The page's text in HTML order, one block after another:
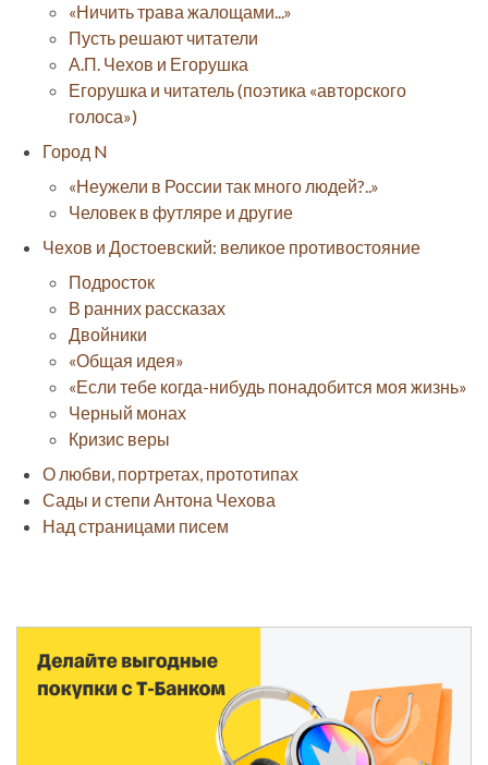
«Ничить трава жалощами...»
Пусть решают читатели
А.П. Чехов и Егорушка
Егорушка и читатель (поэтика «авторского
голоса»)
Город N
«Неужели в России так много людей?..»
Человек в футляре и другие
Чехов и Достоевский: великое противостояние
Подросток
В ранних рассказах
Двойники
«Общая идея»
«Если тебе когда-нибудь понадобится моя жизнь»
Черный монах
Кризис веры
О любви, портретах, прототипах
Сады и степи Антона Чехова
Над страницами писем